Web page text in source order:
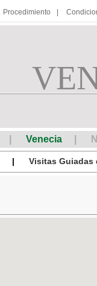
Procedimiento
Venecia
Visitas Guiadas